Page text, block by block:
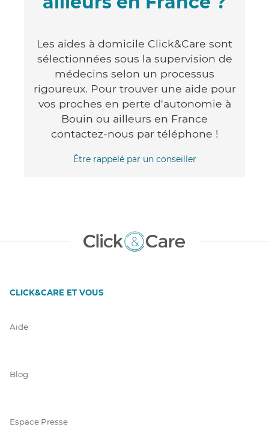
Les aides à domicile Click&Care sont
sélectionnées sous la supervision de
médecins selon un processus
rigoureux. Pour trouver une aide pour
vos proches en perte d'autonomie à
Bouin ou ailleurs en France
contactez-nous par téléphone !
Être rappelé par un conseiller
CLICK&CARE ET VOUS
Aide
Blog
Espace Presse